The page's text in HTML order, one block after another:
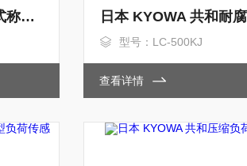
日本KYOWA共和垫圈式称重传感器
型号：LC-500KJ
查看详情